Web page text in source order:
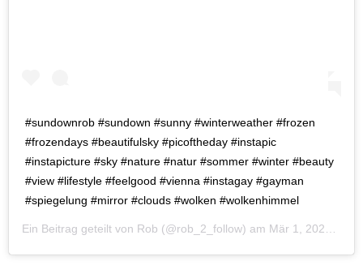
#sundownrob #sundown #sunny #winterweather #frozen
#frozendays #beautifulsky #picoftheday #instapic
#instapicture #sky #nature #natur #sommer #winter #beauty
#view #lifestyle #feelgood #vienna #instagay #gayman
#spiegelung #mirror #clouds #wolken #wolkenhimmel
Ein Beitrag geteilt von Rob (@rob_2_follow) am Mär 1, 2020 um 9:18 PST